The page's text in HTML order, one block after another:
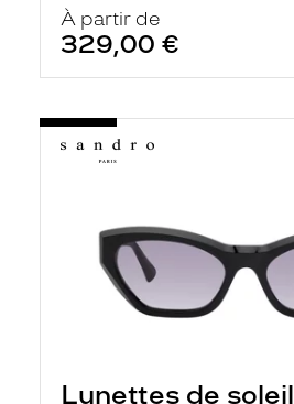
À partir de
329,00 €
Lunettes de soleil